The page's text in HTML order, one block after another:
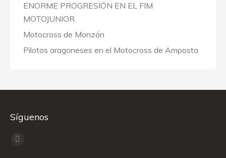
ENORME PROGRESIÓN EN EL FIM
MOTOJUNIOR
Motocross de Monzón
Pilotos aragoneses en el Motocross de Amposta
Síguenos
Encuéntranos en:
Facebook